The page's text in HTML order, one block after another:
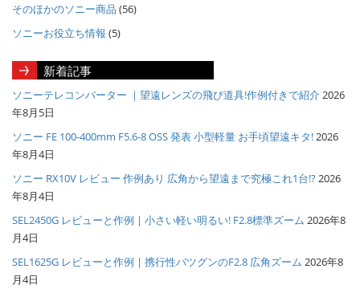
そのほかのソニー商品 (56)
ソニーお役立ち情報 (5)
新着記事
ソニーテレコンバーター ｜望遠レンズの飛び道具!作例付きで紹介2026
年8月5日
ソニー FE 100-400mm F5.6-8 OSS 発表 小型軽量 お手頃望遠キタ!2026
年8月4日
ソニー RX10V レビュー 作例あり 広角から望遠まで究極これ1台!?2026
年8月4日
SEL2450G レビューと作例 | 小さい軽い明るい! F2.8標準ズーム 2026年8
月4日
SEL1625G レビューと作例 | 携行性バツグンのF2.8 広角ズーム 2026年8
月4日